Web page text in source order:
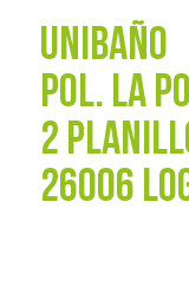
UNIBAÑO
POL. La
2
26006